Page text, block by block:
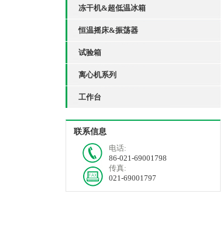
冻干机&超低温冰箱
恒温摇床&振荡器
试验箱
离心机系列
工作台
联系信息
电话:
86-021-69001798
传真:
021-69001797